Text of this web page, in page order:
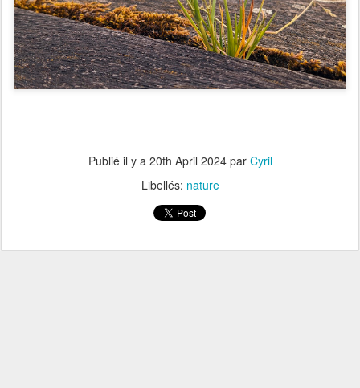
Publié il y a 20th April 2024par Cyril
Libellés: nature